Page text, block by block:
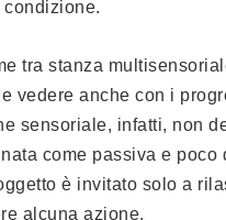
condizione.
tra stanza
vedere anche con i
sensoriale, infatti, non
come passiva e poco
è invitato solo a
alcuna azione.